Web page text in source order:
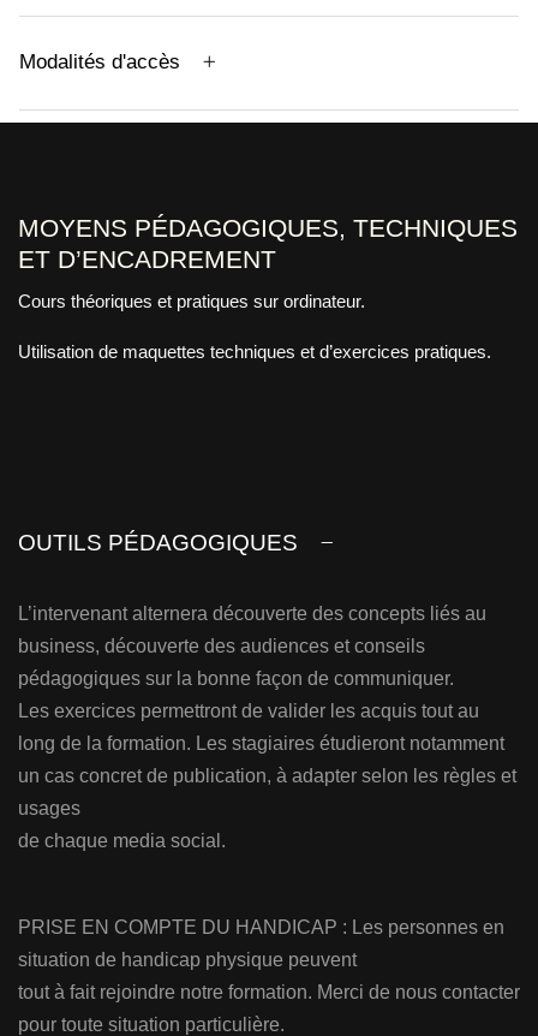
Modalités d'accès
MOYENS PÉDAGOGIQUES, TECHNIQUES
ET D’ENCADREMENT
Cours théoriques et pratiques sur ordinateur.
Utilisation de maquettes techniques et d’exercices pratiques.
OUTILS PÉDAGOGIQUES
L’intervenant alternera découverte des concepts liés au
business, découverte des audiences et conseils
pédagogiques sur la bonne façon de communiquer.
Les exercices permettront de valider les acquis tout au
long de la formation. Les stagiaires étudieront notamment
un cas concret de publication, à adapter selon les règles et
usages
de chaque media social.
PRISE EN COMPTE DU HANDICAP : Les personnes en
situation de handicap physique peuvent
tout à fait rejoindre notre formation. Merci de nous contacter
pour toute situation particulière.